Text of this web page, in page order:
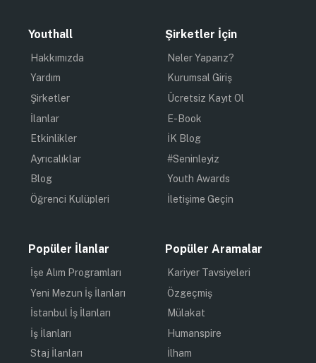
Youthall
Hakkımızda
Yardım
Şirketler
İlanlar
Etkinlikler
Ayrıcalıklar
Blog
Öğrenci Kulüpleri
Şirketler İçin
Neler Yaparız?
Kurumsal Giriş
Ücretsiz Kayıt Ol
E-Book
İK Blog
#Seninleyiz
Youth Awards
İletişime Geçin
Popüler İlanlar
İşe Alım Programları
Yeni Mezun İş İlanları
İstanbul İş İlanları
İş İlanları
Staj İlanları
Popüler Aramalar
Kariyer Tavsiyeleri
Özgeçmiş
Mülakat
Humanspire
İlham